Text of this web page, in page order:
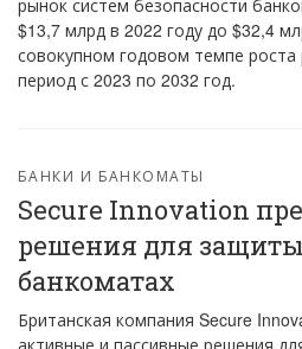
рынок систем безопасности
$13,7 млрд в 2022 году до $32,4
совокупном годовом темпе роста
период с 2023 по 2032 год.
БАНКИ И БАНКОМАТЫ
Secure Innovation
решения для
банкоматах
Британская компания Secure
активные и пассивные решения